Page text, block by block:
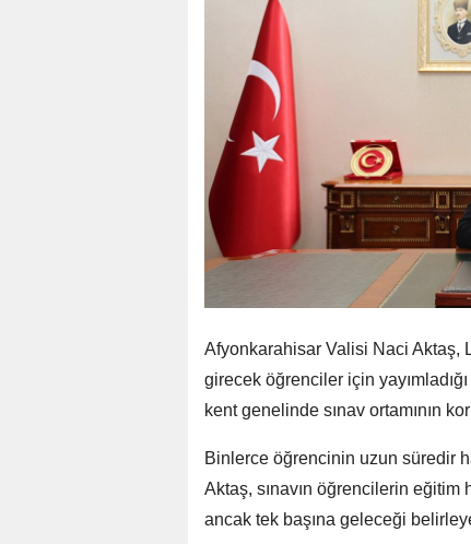
Afyonkarahisar Valisi Naci Aktaş,
girecek öğrenciler için
kent genelinde sınav ortamının
Binlerce öğrencinin uzun süredir
Aktaş, sınavın öğrencilerin
ancak tek başına geleceği